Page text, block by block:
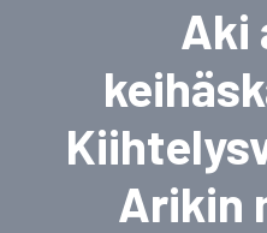
Aki
Arikin